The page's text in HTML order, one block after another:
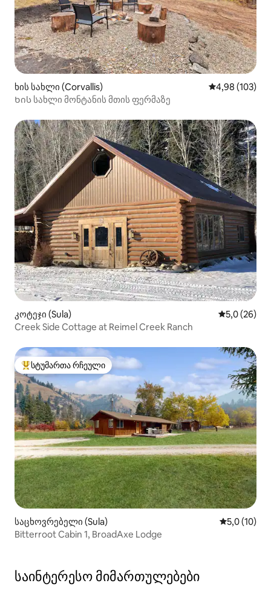
ხის სახლი (Corvallis) საშუალო
4,98 (103)
Ხის სახლი მონტანის მთის ფერმაზე
კოტეჯი (Sula) საშუალო
5,0 (26)
Creek Side Cottage at Reimel Creek Ranch
სტუმართა რჩეული მოწინავე ვარიანტი
სტუმართა რჩეული
საცხოვრებელი (Sula) საშუალო
5,0 (10)
Bitterroot Cabin 1, BroadAxe Lodge
საინტერესო მიმართულებები